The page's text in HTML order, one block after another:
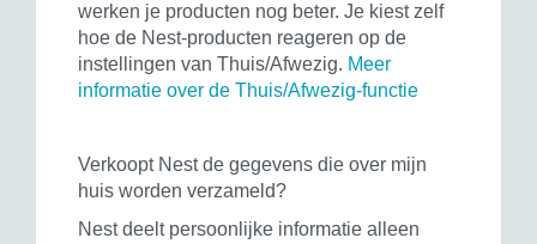
werken je producten nog beter. Je kiest zelf
hoe de Nest-producten reageren op de
instellingen van Thuis/Afwezig. Meer
informatie over de Thuis/Afwezig-functie
Verkoopt Nest de gegevens die over mijn
huis worden verzameld?
Nest deelt persoonlijke informatie alleen